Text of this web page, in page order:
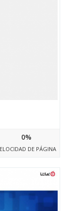
0%
DE PÁGINA